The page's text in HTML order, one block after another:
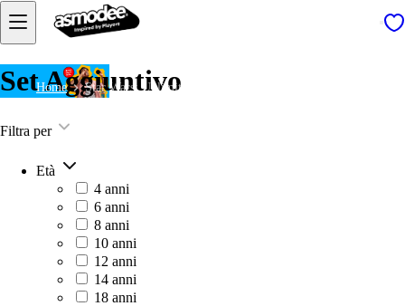
Home Star Wars: Unlimited – Mondi di Origine
Set Aggiuntivo
Filtra per
Età
4 anni
6 anni
8 anni
10 anni
12 anni
14 anni
18 anni